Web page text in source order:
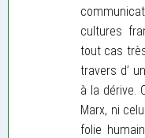
cultures
tout cas
travers d’
à la dérive.
Marx, ni
folie